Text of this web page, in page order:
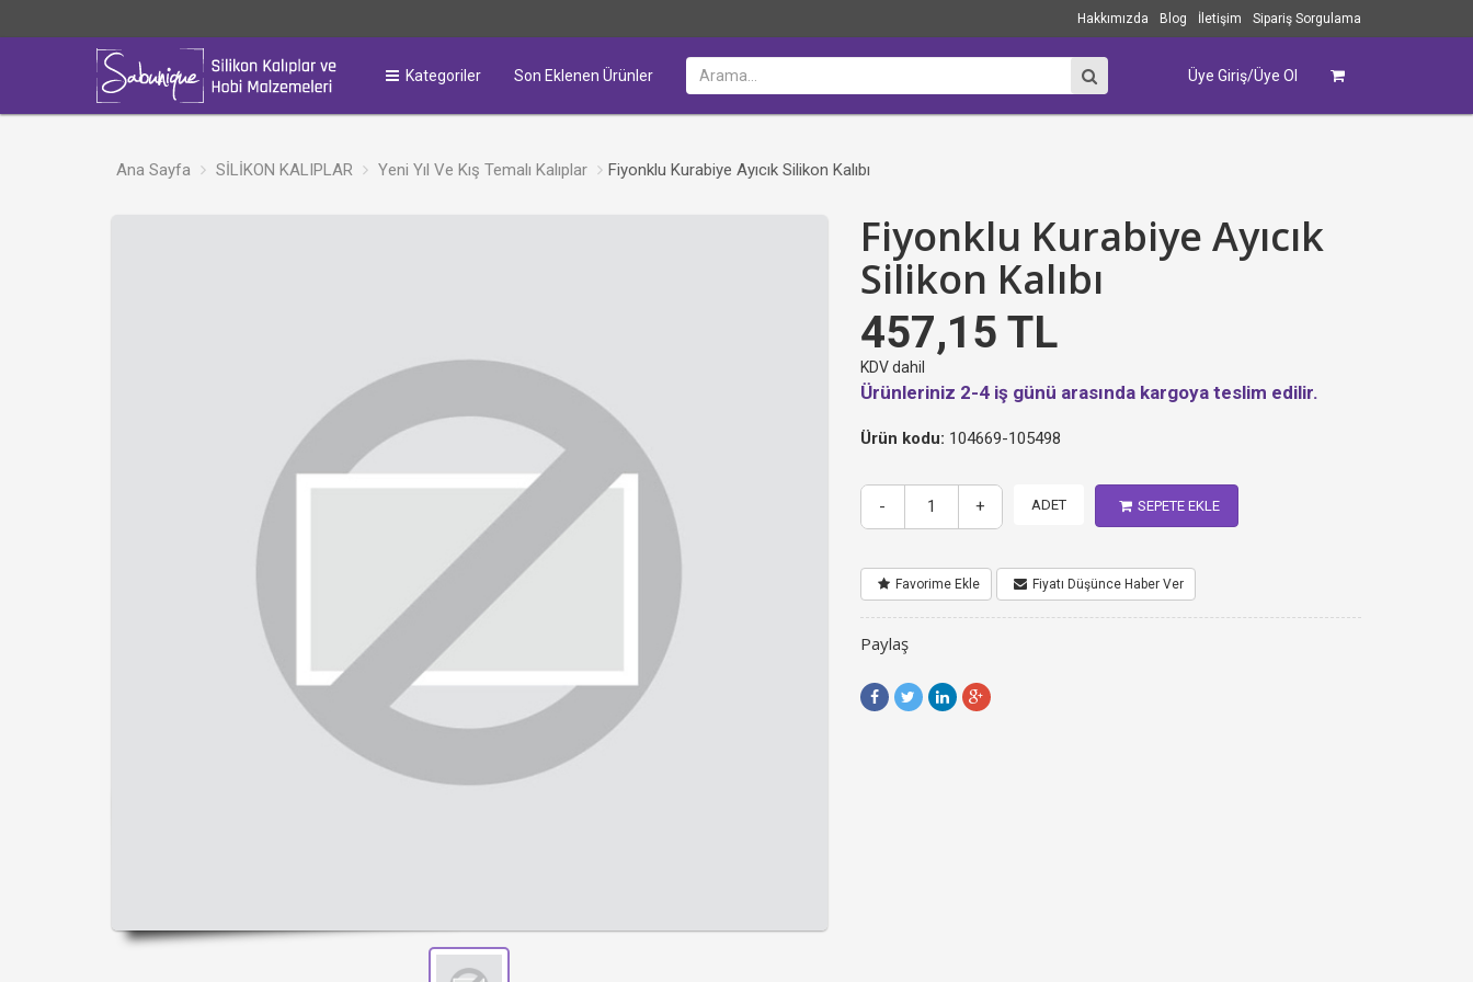
Hakkımızda Blog İletişim Sipariş Sorgulama
Kategoriler Son Eklenen Ürünler Üye Giriş/Üye Ol
Ana Sayfa SİLİKON KALIPLAR Yeni Yıl Ve Kış Temalı Kalıplar Fiyonklu Kurabiye Ayıcık Silikon Kalıbı
Fiyonklu Kurabiye Ayıcık
Silikon Kalıbı
457,15 TL
KDV dahil
Ürünleriniz 2-4 iş günü arasında kargoya teslim edilir.
Ürün kodu: 104669-105498
- + ADET SEPETE EKLE
Favorime Ekle Fiyatı Düşünce Haber Ver
Paylaş